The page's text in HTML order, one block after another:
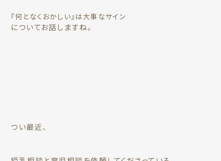
『何となくおかしい』は大事なサイン
についてお話しますね。
つい最近、